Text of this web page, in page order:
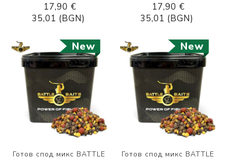
17,90 €
35,01 (BGN)
17,90 €
35,01 (BGN)
New
Готов спод микс BATTLE
New
Готов спод микс BATTLE